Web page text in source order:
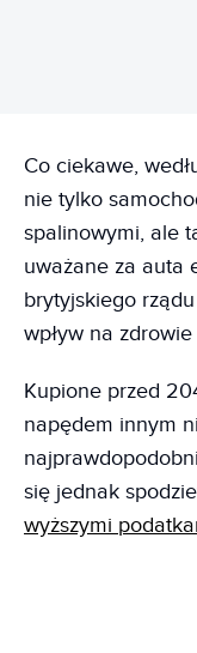
Co ciekawe,
nie tylko
spalinowymi, ale
uważane za auta
brytyjskiego
wpływ na
Kupione przed
napędem innym
się jednak
wyższymi